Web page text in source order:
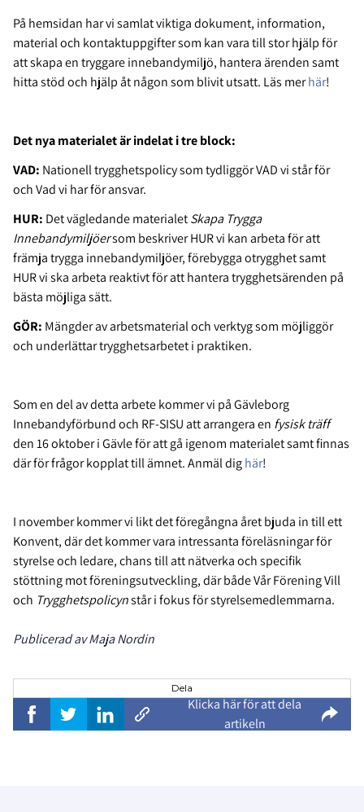
På hemsidan har vi samlat viktiga dokument, information,
material och kontaktuppgifter som kan vara till stor hjälp för
att skapa en tryggare innebandymiljö, hantera ärenden samt
hitta stöd och hjälp åt någon som blivit utsatt. Läs merhär!
Det nya materialet är indelat i tre block:
VAD: Nationell trygghetspolicy som tydliggör VAD vi står för
och Vad vi har för ansvar.
HUR: Det vägledande materialetSkapa Trygga
Innebandymiljöersom beskriver HUR vi kan arbeta för att
främja trygga innebandymiljöer, förebygga otrygghet samt
HUR vi ska arbeta reaktivt för att hantera trygghetsärenden på
bästa möjliga sätt.
GÖR: Mängder av arbetsmaterial och verktyg som möjliggör
och underlättar trygghetsarbetet i praktiken.
Som en del av detta arbete kommer vi på Gävleborg
Innebandyförbund och RF-SISU att arrangera en fysisk träff
den 16 oktober i Gävle för att gå igenom materialet samt finnas
där för frågor kopplat till ämnet. Anmäl dighär!
I november kommer vi likt det föregångna året bjuda in till ett
Konvent, där det kommer vara intressanta föreläsningar för
styrelse och ledare, chans till att nätverka och specifik
stöttning mot föreningsutveckling, där både Vår Förening Vill
och Trygghetspolicynstår i fokus för styrelsemedlemmarna.
Publicerad av Maja Nordin
Dela
Klicka här för att dela
artikeln